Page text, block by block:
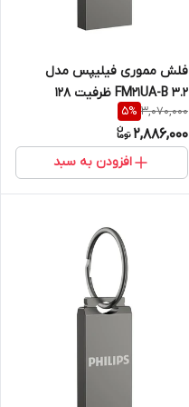
فلش مموری فیلیپس مدل
FM21UA-B 3.2 ظرفیت 128
گیگابایت با رابط USB 3.2
3,070,000
5%
2,886,000
افزودن به سبد